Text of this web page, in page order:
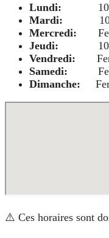
Lundi:
Mardi:
Mercredi:
Jeudi:
Vendredi:
Samedi:
Dimanche:
⚠️ Ces horaires sont